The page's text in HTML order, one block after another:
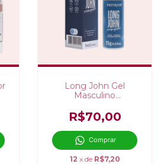
Long John Gel
Masculino
R$70,00
Comprar
12 x de R$7,20